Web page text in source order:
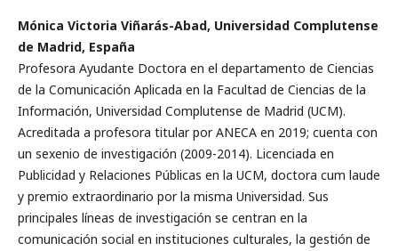
Mónica Victoria Viñarás-Abad, Universidad Complutense
de Madrid, España
Profesora Ayudante Doctora en el departamento de Ciencias
de la Comunicación Aplicada en la Facultad de Ciencias de la
Información, Universidad Complutense de Madrid (UCM).
Acreditada a profesora titular por ANECA en 2019; cuenta con
un sexenio de investigación (2009-2014). Licenciada en
Publicidad y Relaciones Públicas en la UCM, doctora cum laude
y premio extraordinario por la misma Universidad. Sus
principales líneas de investigación se centran en la
comunicación social en instituciones culturales, la gestión de